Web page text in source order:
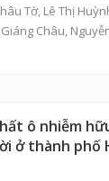
Tờ, Lê Thị
Châu,
ô nhiễm
ở thành phố